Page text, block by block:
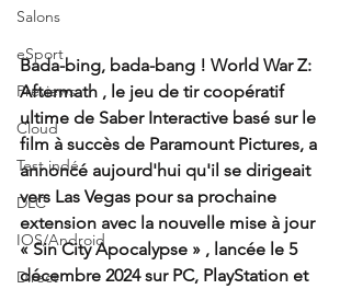
Salons
eSport
Previews
Cloud
Test indé
DLC
IOS/Android
Direct
Bada-bing, bada-bang ! World War Z:
Aftermath , le jeu de tir coopératif
ultime de Saber Interactive basé sur le
film à succès de Paramount Pictures, a
annoncé aujourd'hui qu'il se dirigeait
vers Las Vegas pour sa prochaine
extension avec la nouvelle mise à jour
« Sin City Apocalypse » , lancée le 5
décembre 2024 sur PC, PlayStation et